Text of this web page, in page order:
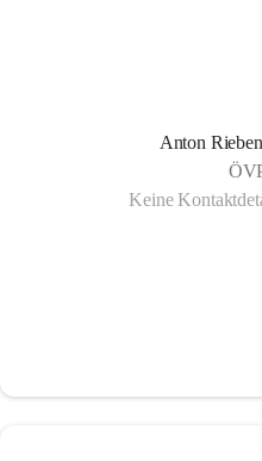
Anton
Keine